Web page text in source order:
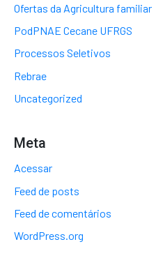
Ofertas da Agricultura familiar
PodPNAE Cecane UFRGS
Processos Seletivos
Rebrae
Uncategorized
Meta
Acessar
Feed de posts
Feed de comentários
WordPress.org